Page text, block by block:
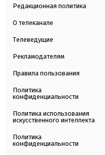
Редакционная политика
О телеканале
Телеведущие
Рекламодателям
Правила пользования
Политика
конфиденциальности
Политика использования
искусственного интеллекта
Политика
конфиденциальности